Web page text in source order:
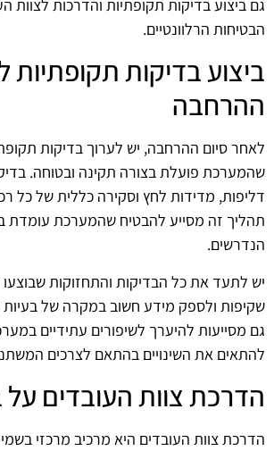
גם ביצוע בדיקות תקופתיות והדרכות לצוות
הבטיחות הרלוונטיים.
ביצוע בדיקות תקופתיות
ההרחבה
לאחר סיום ההרחבה, יש לערוך בדיקות
שהמערכת פועלת בצורה תקינה ובטוחה.
דליפות, מדידות לחץ וסקירה כללית של כל
תהליך זה מסייע להבטיח שהמערכת עומדת
הנדרשים.
יש לתעד את כל הבדיקות והתחזוקות
שקיפות ולספק מידע חשוב במקרה של בעיות
גם מסייעות להיערך לשיפורים עתידיים
להתאים את השינויים בהתאם לצרכים
הדרכת צוות העובדים על
הדרכת צוות העובדים היא מרכיב מרכזי